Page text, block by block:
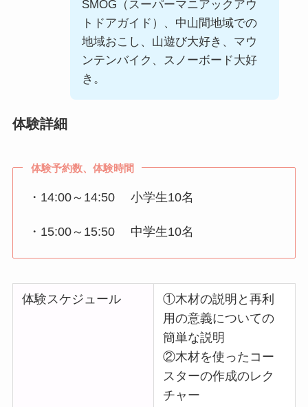
SMOG（スーパーマニアックアウ
トドアガイド）、中山間地域での
地域おこし、山遊び大好き、マウ
ンテンバイク、スノーボード大好
き。
体験詳細
体験予約数、体験時間
・14:00～14:50 小学生10名
・15:00～15:50 中学生10名
体験スケジュール
①木材の説明と再利
用の意義についての
簡単な説明
②木材を使ったコー
スターの作成のレク
チャー